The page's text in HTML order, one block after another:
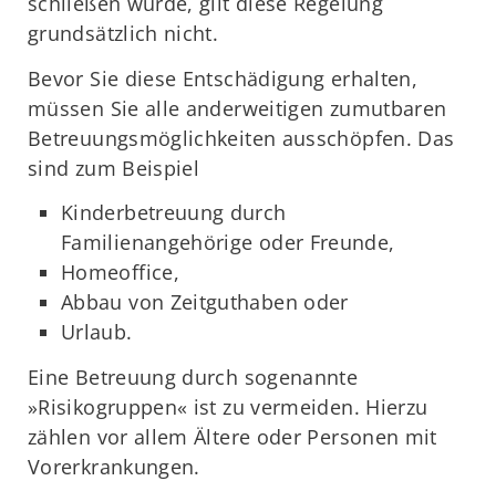
grundsätzlich nicht.
Bevor Sie diese Entschädigung erhalten,
müssen Sie alle anderweitigen zumutbaren
Betreuungsmöglichkeiten ausschöpfen. Das
sind zum Beispiel
Kinderbetreuung durch
Familienangehörige oder Freunde,
Homeoffice,
Abbau von Zeitguthaben oder
Urlaub.
Eine Betreuung durch sogenannte
»Risikogruppen« ist zu vermeiden. Hierzu
zählen vor allem Ältere oder Personen mit
Vorerkrankungen.